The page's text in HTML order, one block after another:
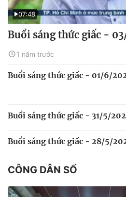
07:48
Buổi sáng thức giấc -
1 năm trước
Buổi sáng thức giấc - 01/6/
Buổi sáng thức giấc - 31/5/
Buổi sáng thức giấc - 28/5/
CÔNG DÂN SỐ